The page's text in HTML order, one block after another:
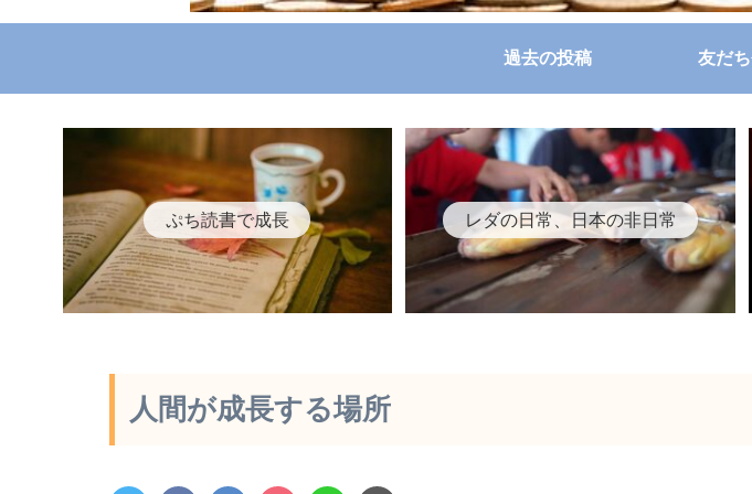
過去の投稿 友だ
ぷち読書で成長 レダの日常、日本の非日常
人間が成長する場所